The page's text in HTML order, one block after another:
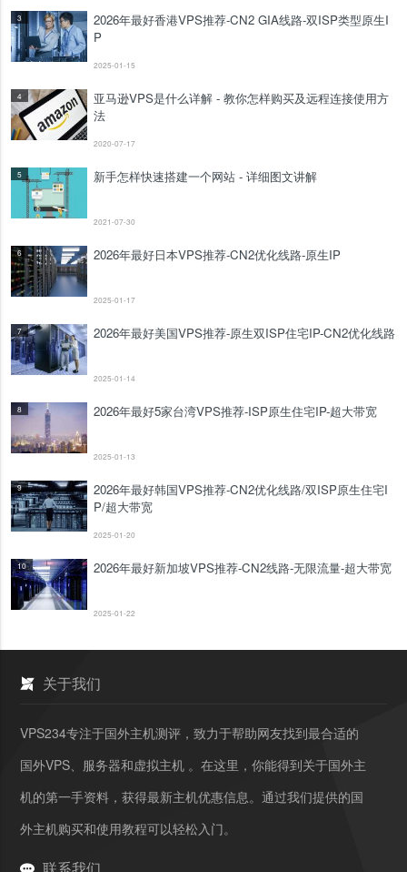
3
2026年最好香港VPS推荐-CN2 GIA线路-双ISP类型原生I
P
2025-01-15
4
亚马逊VPS是什么详解 - 教你怎样购买及远程连接使用方
法
2020-07-17
5 新手怎样快速搭建一个网站 - 详细图文讲解
2021-07-30
6 2026年最好日本VPS推荐-CN2优化线路-原生IP
2025-01-17
7 2026年最好美国VPS推荐-原生双ISP住宅IP-CN2优化线路
2025-01-14
8 2026年最好5家台湾VPS推荐-ISP原生住宅IP-超大带宽
2025-01-13
9
2026年最好韩国VPS推荐-CN2优化线路/双ISP原生住宅I
P/超大带宽
2025-01-20
10 2026年最好新加坡VPS推荐-CN2线路-无限流量-超大带宽
2025-01-22
关于我们
VPS234专注于国外主机测评，致力于帮助网友找到最合适的
国外VPS、服务器和虚拟主机 。在这里，你能得到关于国外主
机的第一手资料，获得最新主机优惠信息。通过我们提供的国
外主机购买和使用教程可以轻松入门。